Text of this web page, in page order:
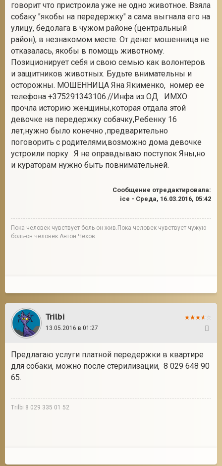
говорит что пристроила уже не одно животное. Взяла
собаку "якобы на передержку" а сама выгнала его на
улицу, бедолага в чужом районе (центральный
район), в незнакомом месте. От денег мошенница не
отказалась, якобы в помощь животному.
Позиционирует себя и свою семью как волонтеров
и защитников животных. Будьте внимательны и
осторожны. МОШЕННИЦА Яна Якименко, номер ее
телефона +375291343106.//Инфа из ОД ИМХО:
прочла историю женщины,которая отдала этой
девочке на передержку собачку,Ребенку 16
лет,нужно было конечно ,предварительно
поговорить с родителями,возможно дома девочке
устроили порку .Я не оправдываю поступок Яны,но
и кураторам нужно быть повнимательней.
Сообщение отредактировала:
ice - Среда, 16.03.2016, 05:42
Пока человек чувствует боль-он жив.Пока человек чувствует чужую
боль-он человек.Антон Чехов.
Trilbi
13.05.2016 в 01:27
Предлагаю услуги платной передержки в квартире
для собаки, можно после стерилизации, 8 029 648 90
65.
Trilbi 8 029 335 01 52